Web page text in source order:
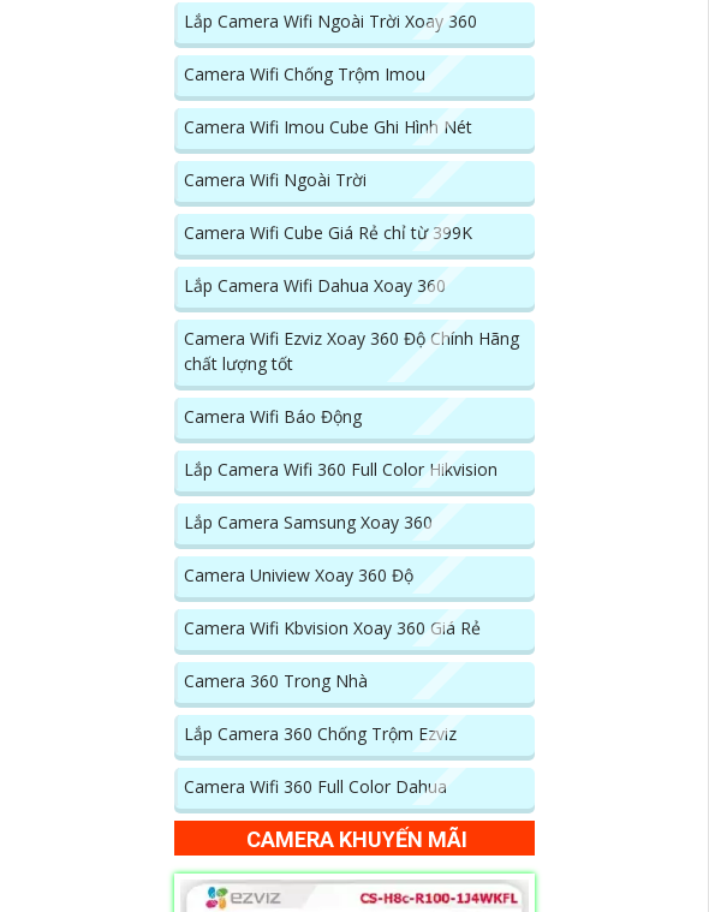
Lắp Camera Wifi Ngoài Trời Xoay 360
Camera Wifi Chống Trộm Imou
Camera Wifi Imou Cube Ghi Hình Nét
Camera Wifi Ngoài Trời
Camera Wifi Cube Giá Rẻ chỉ từ 399K
Lắp Camera Wifi Dahua Xoay 360
Camera Wifi Ezviz Xoay 360 Độ Chính Hãng
chất lượng tốt
Camera Wifi Báo Động
Lắp Camera Wifi 360 Full Color Hikvision
Lắp Camera Samsung Xoay 360
Camera Uniview Xoay 360 Độ
Camera Wifi Kbvision Xoay 360 Giá Rẻ
Camera 360 Trong Nhà
Lắp Camera 360 Chống Trộm Ezviz
Camera Wifi 360 Full Color Dahua
CAMERA KHUYẾN MÃI